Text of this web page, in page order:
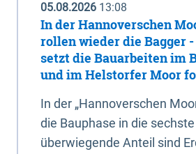
05.08.2026 13:08
In der Hannoverschen
rollen wieder die Bagger
setzt die Bauarbeiten im
und im Helstorfer Moor
In der „Hannoverschen
die Bauphase in die
überwiegende Anteil sind